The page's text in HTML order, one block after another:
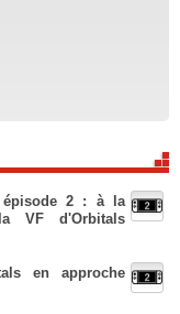
épisode 2 : à la
VF d'Orbitals
en approche